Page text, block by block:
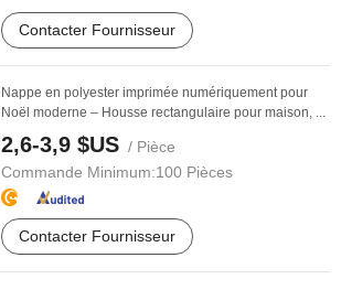
Contacter Fournisseur
Nappe en polyester imprimée numériquement pour
Noël moderne – Housse rectangulaire pour maison, ...
2,6-3,9 $US / Pièce
Commande Minimum:100 Pièces
Contacter Fournisseur